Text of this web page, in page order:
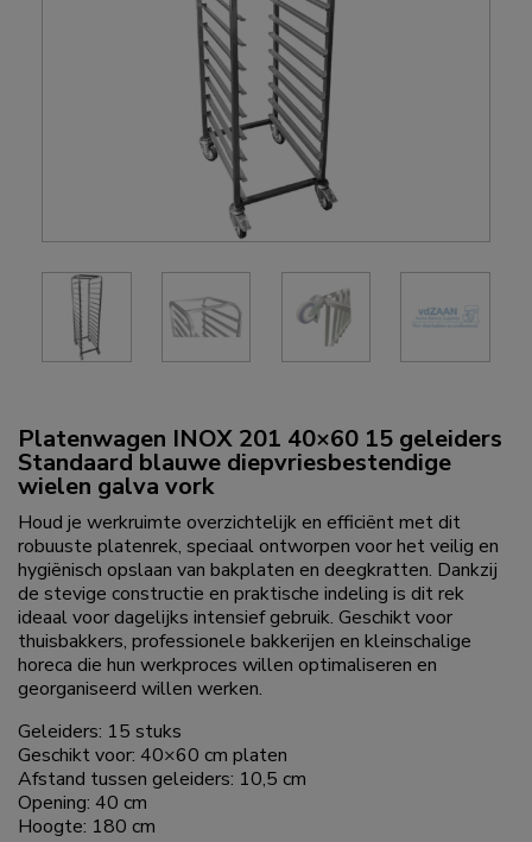
Platenwagen INOX 201 40×60 15 geleiders
Standaard blauwe diepvriesbestendige
wielen galva vork
Houd je werkruimte overzichtelijk en efficiënt met dit
robuuste platenrek, speciaal ontworpen voor het veilig en
hygiënisch opslaan van bakplaten en deegkratten. Dankzij
de stevige constructie en praktische indeling is dit rek
ideaal voor dagelijks intensief gebruik. Geschikt voor
thuisbakkers, professionele bakkerijen en kleinschalige
horeca die hun werkproces willen optimaliseren en
georganiseerd willen werken.
Geleiders: 15 stuks
Geschikt voor: 40×60 cm platen
Afstand tussen geleiders: 10,5 cm
Opening: 40 cm
Hoogte: 180 cm